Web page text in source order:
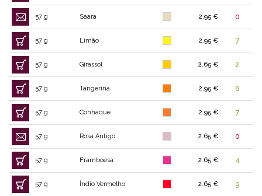
57 g Saara 2.95 € 0
57 g Limão 2.95 € 7
57 g Girassol 2.65 € 2
57 g Tangerina 2.95 € 6
57 g Conhaque 2.95 € 7
57 g Rosa Antigo 2.65 € 0
57 g Framboesa 2.65 € 4
57 g Índio Vermelho 2.65 € 9